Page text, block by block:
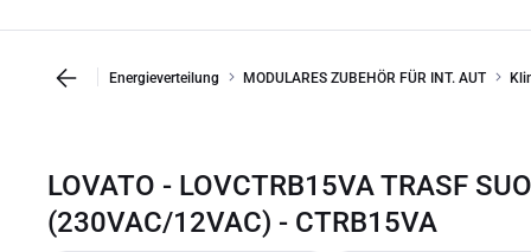
Energieverteilung MODULARES ZUBEHÖR FÜR INT. AUT
LOVATO - LOVCTRB15VA TRASF
(230VAC/12VAC) - CTRB15VA